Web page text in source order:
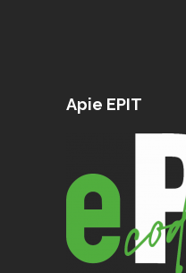
Apie EPIT